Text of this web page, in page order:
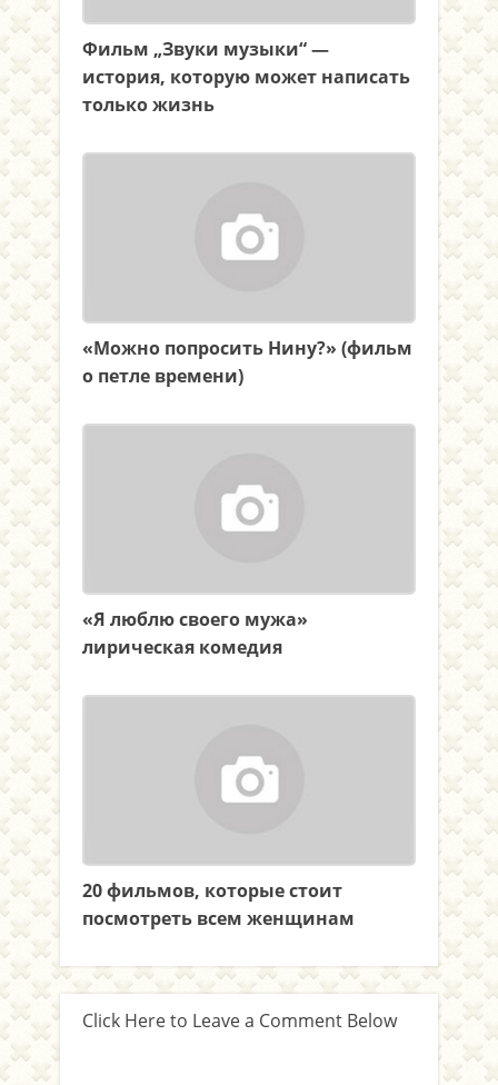
Фильм „Звуки музыки“ —
история, которую может написать
только жизнь
«Можно попросить Нину?» (фильм
о петле времени)
«Я люблю своего мужа»
лирическая комедия
20 фильмов, которые стоит
посмотреть всем женщинам
Click Here to Leave a Comment Below